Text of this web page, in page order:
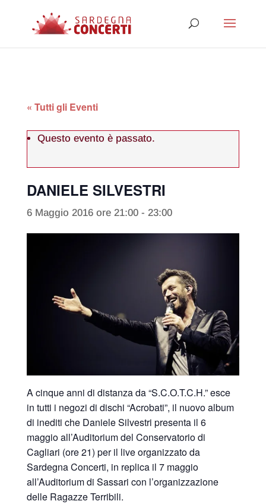
« Tutti gli Eventi
Questo evento è passato.
DANIELE SILVESTRI
6 Maggio 2016 ore 21:00- 23:00
A cinque anni di distanza da “S.C.O.T.C.H.” esce
in tutti i negozi di dischi “Acrobati”, il nuovo album
di inediti che Daniele Silvestri presenta il 6
maggio all’Auditorium del Conservatorio di
Cagliari (ore 21) per il live organizzato da
Sardegna Concerti, in replica il 7 maggio
all’Auditorium di Sassari con l’organizzazione
delle Ragazze Terribili.